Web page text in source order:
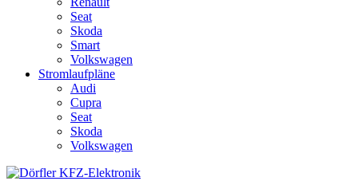
Seat
Skoda
Smart
Volkswagen
Stromlaufpläne
Audi
Cupra
Seat
Skoda
Volkswagen